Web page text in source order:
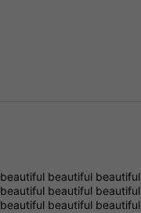
beautiful beautiful beautiful
beautiful beautiful beautiful
beautiful beautiful beautiful